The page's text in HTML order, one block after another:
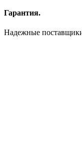
Гарантия.
Надежные